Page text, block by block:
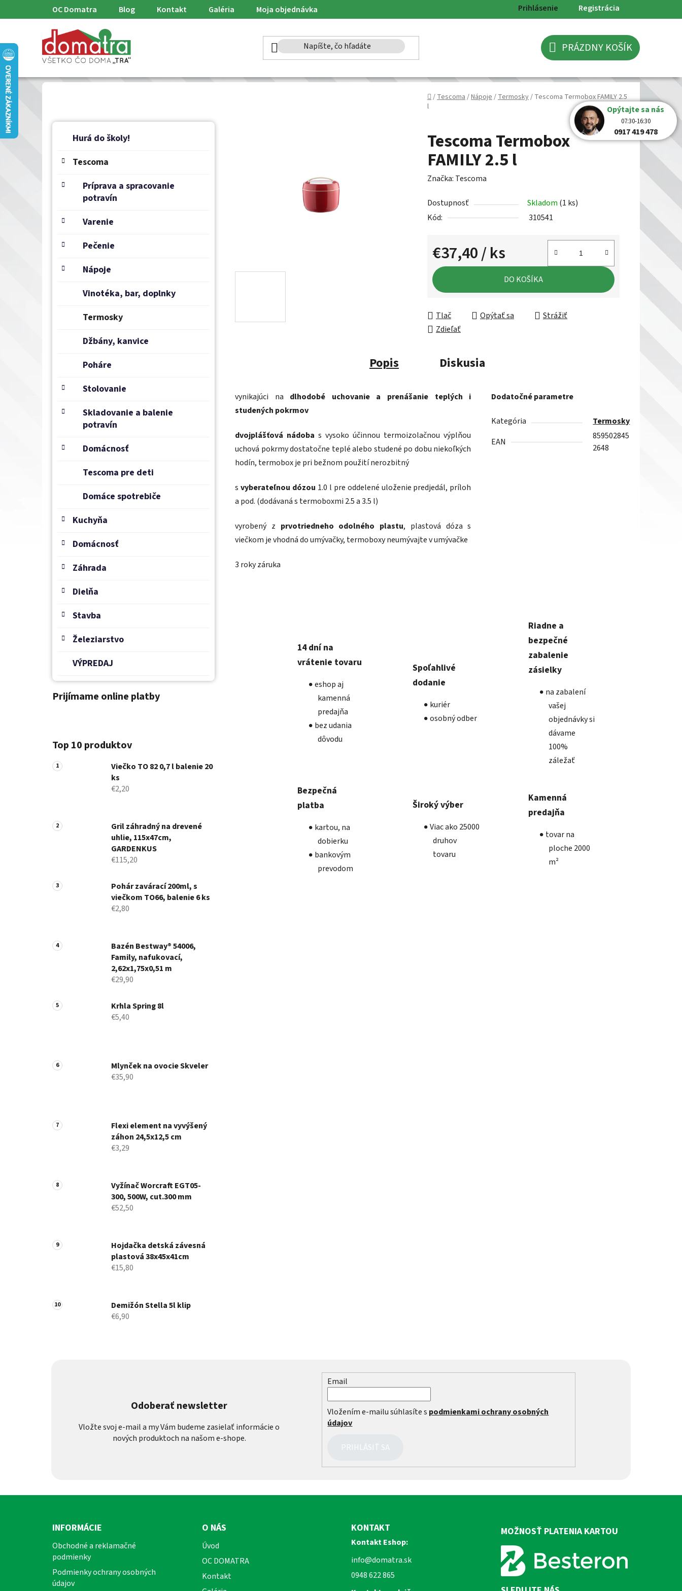
na
OC Domatra Blog Kontakt Galéria Moja objednávka Prihlásenie Registrácia
NÁKUPNÝ
KOŠÍK
PRÁZDNY KOŠÍK
Domov
/Tescoma/Nápoje/Termosky/ Tescoma Termobox FAMILY 2.5
l
B
Preskočiť
kategórie
K
Hurá do školy!
Tescoma
Príprava a spracovanie
potravín
Varenie
Pečenie
Nápoje
Vinotéka, bar, doplnky
Termosky
Džbány, kanvice
Poháre
Stolovanie
Skladovanie a balenie
potravín
Domácnosť
Tescoma pre deti
Domáce spotrebiče
Kuchyňa
Domácnosť
Záhrada
Dielňa
Stavba
Železiarstvo
VÝPREDAJ
Prijímame online platby
Top 10 produktov
Viečko TO 82 0,7 l balenie 20
ks
€2,20
Gril záhradný na drevené
uhlie, 115x47cm,
GARDENKUS
€115,20
Pohár zavárací 200ml, s
viečkom TO66, balenie 6 ks
€2,80
Bazén Bestway® 54006,
Family, nafukovací,
2,62x1,75x0,51 m
€29,90
Krhla Spring 8l
€5,40
Mlynček na ovocie Skveler
€35,90
Flexi element na vyvýšený
záhon 24,5x12,5 cm
€3,29
Vyžínač Worcraft EGT05-
300, 500W, cut.300 mm
€52,50
Hojdačka detská závesná
plastová 38x45x41cm
€15,80
Demižón Stella 5l klip
€6,90
Tescoma Termobox
FAMILY 2.5 l
Značka: Tescoma
Dostupnosť Skladom (1 ks)
Kód:
310541
€37,40/ ks
Jednotková cena:
DO KOŠÍKA
Tlač Opýtať sa
Strážiť
Zdieľať
Popis Diskusia
vynikajúci na dlhodobé uchovanie a prenášanie teplých i
studených pokrmov
dvojplášťová nádoba s vysoko účinnou termoizolačnou výplňou
uchová pokrmy dostatočne teplé alebo studené po dobu niekoľkých
hodín, termobox je pri bežnom použití nerozbitný
s vyberateľnou dózou 1.0 l pre oddelené uloženie predjedál, príloh
a pod. (dodávaná s termoboxmi 2.5 a 3.5 l)
vyrobený z prvotriedneho odolného plastu, plastová dóza s
viečkom je vhodná do umývačky, termoboxy neumývajte v umývačke
3 roky záruka
Dodatočné parametre
Kategória
Termosky
EAN
859502845
2648
14 dní na
vrátenie tovaru
eshop aj
kamenná
predajňa
bez udania
dôvodu
Spoľahlivé
dodanie
kuriér
osobný odber
Riadne a
bezpečné
zabalenie
zásielky
na zabalení
vašej
objednávky si
dávame
100%
záležať
Bezpečná
platba
kartou, na
dobierku
bankovým
prevodom
Široký výber
Viac ako 25000
druhov
tovaru
Kamenná
predajňa
tovar na
ploche 2000
m²
Odoberať newsletter
Vložte svoj e-mail a my Vám budeme zasielať informácie o
nových produktoch na našom e-shope.
Email
Vložením e-mailu súhlasíte s podmienkami ochrany osobných
údajov
PRIHLÁSIŤ SA
INFORMÁCIE
Obchodné a reklamačné
podmienky
Podmienky ochrany osobných
údajov
O NÁS
Úvod
OC DOMATRA
Kontakt
KONTAKT
Kontakt Eshop:
info@domatra.sk
0948 622 865
MOŽNOSŤ PLATENIA KARTOU
Opýtajte sa nás
07:30-16:30
0917 419 478